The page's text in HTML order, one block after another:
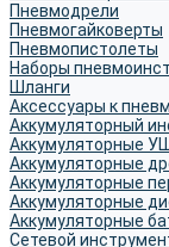
Пневмодрели
Пневмогайковерты
Пневмопистолеты
Наборы
Шланги
Аксессуары к
Аккумуляторный
Аккумуляторные
Аккумуляторные
Аккумуляторные
Аккумуляторные
Аккумуляторные
Сетевой